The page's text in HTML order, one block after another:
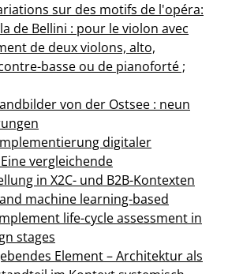
sur des motifs de l'opéra:
de Bellini : pour le violon avec
de deux violons, alto,
basse ou de pianoforté ;
von der Ostsee : neun
digitaler
vergleichende
in X2C- und B2B-Kontexten
machine learning-based
life-cycle assessment in
stages
Element – Architektur als